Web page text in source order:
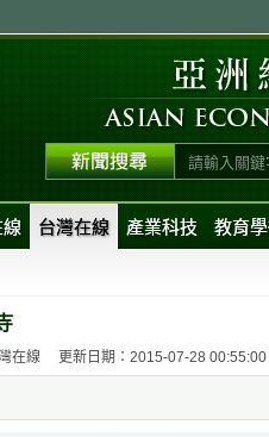
台灣在線 產業科技 教育
在線 更新日期：2015-07-28 00:55:00